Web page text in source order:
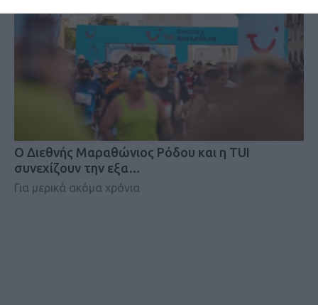
Ο Διεθνής Μαραθώνιος Ρόδου και η TUI
συνεχίζουν την εξα…
Για μερικά ακόμα χρόνια